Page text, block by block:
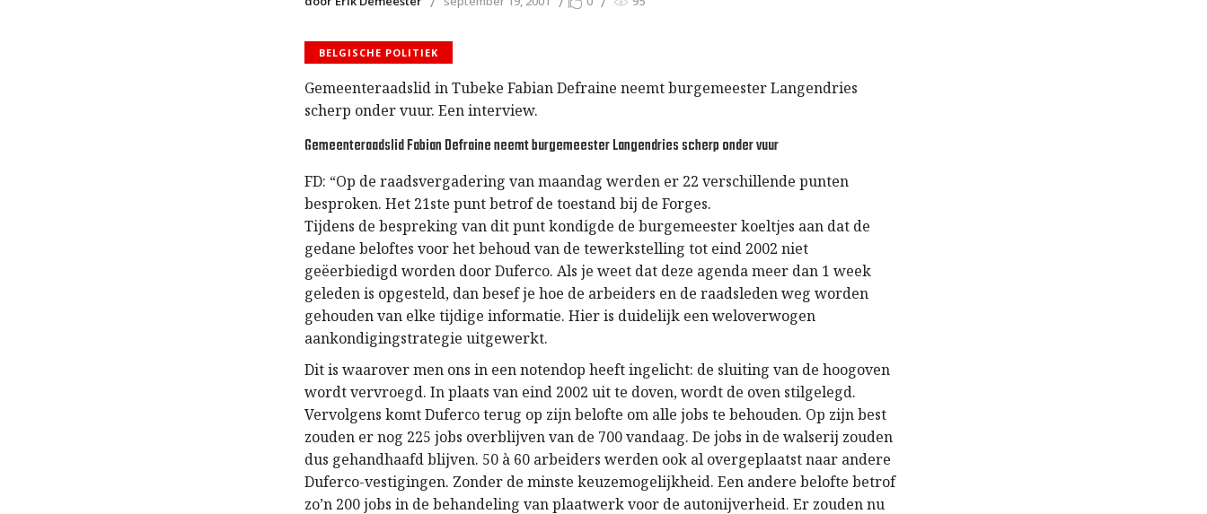
BELGISCHE POLITIEK
Gemeenteraadslid in Tubeke Fabian Defraine neemt burgemeester Langendries
scherp onder vuur. Een interview.
Gemeenteraadslid Fabian Defraine neemt burgemeester Langendries scherp onder vuur
FD: “Op de raadsvergadering van maandag werden er 22 verschillende punten
besproken. Het 21ste punt betrof de toestand bij de Forges.
Tijdens de bespreking van dit punt kondigde de burgemeester koeltjes aan dat de
gedane beloftes voor het behoud van de tewerkstelling tot eind 2002 niet
geëerbiedigd worden door Duferco. Als je weet dat deze agenda meer dan 1 week
geleden is opgesteld, dan besef je hoe de arbeiders en de raadsleden weg worden
gehouden van elke tijdige informatie. Hier is duidelijk een weloverwogen
aankondigingstrategie uitgewerkt.
Dit is waarover men ons in een notendop heeft ingelicht: de sluiting van de hoogoven
wordt vervroegd. In plaats van eind 2002 uit te doven, wordt de oven stilgelegd.
Vervolgens komt Duferco terug op zijn belofte om alle jobs te behouden. Op zijn best
zouden er nog 225 jobs overblijven van de 700 vandaag. De jobs in de walserij zouden
dus gehandhaafd blijven. 50 à 60 arbeiders werden ook al overgeplaatst naar andere
Duferco-vestigingen. Zonder de minste keuzemogelijkheid. Een andere belofte betrof
zo’n 200 jobs in de behandeling van plaatwerk voor de autonijverheid. Er zouden nu